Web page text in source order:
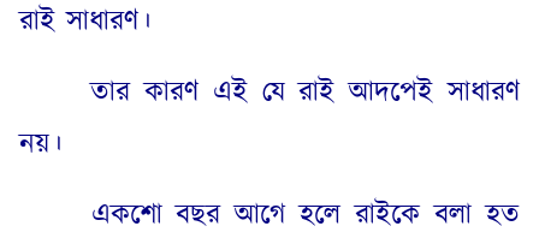
রাই সাধারণ।
তার কারণ এই যে রাই আদপেই সাধারণ
নয়।
একশো বছর আগে হলে রাইকে বলা হত